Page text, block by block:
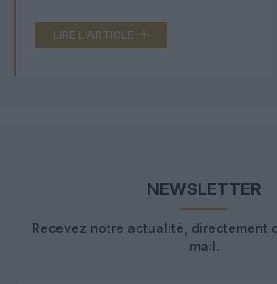
LIRE L'ARTICLE
NEWSLETTER
Recevez notre actualité, directement
mail.